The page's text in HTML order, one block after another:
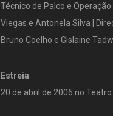
Técnico de Palco e
Viegas e Antonela Silva |
Bruno Coelho e Gislaine
Estreia
20 de abril de 2006 no